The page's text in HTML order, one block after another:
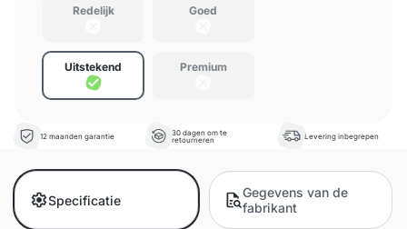
Redelijk
Goed
Uitstekend Premium
12 maanden garantie
30 dagen om te
retourneren
Levering inbegrepen
Specificatie
Gegevens van de
fabrikant